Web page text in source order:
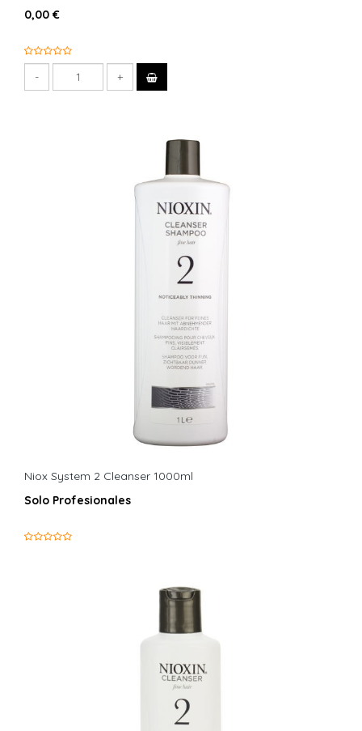
0,00 €
Niox System 2 Cleanser 1000ml
Solo Profesionales